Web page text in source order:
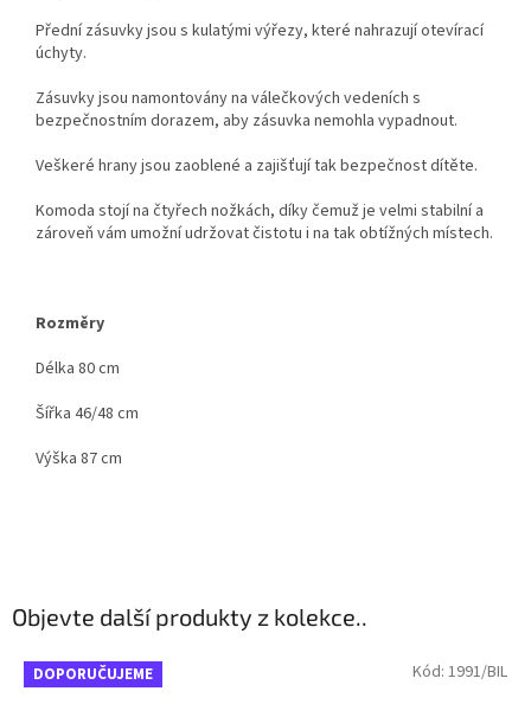
Objevte další produkty z kolekce..
DOPORUČUJEME Kód: 1991/BIL
Přední zásuvky jsou s kulatými výřezy, které nahrazují otevírací
úchyty.
Zásuvky jsou namontovány na válečkových vedeních s
bezpečnostním dorazem, aby zásuvka nemohla vypadnout.
Veškeré hrany jsou zaoblené a zajišťují tak bezpečnost dítěte.
Komoda stojí na čtyřech nožkách, díky čemuž je velmi stabilní a
zároveň vám umožní udržovat čistotu i na tak obtížných místech.
Rozměry
Délka 80 cm
Šířka 46/48 cm
Výška 87 cm